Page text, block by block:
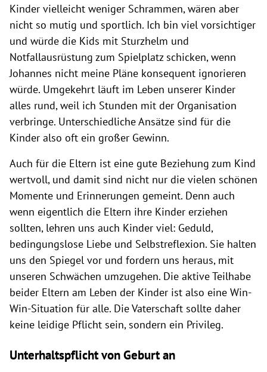
Kinder vielleicht weniger Schrammen, wären aber
nicht so mutig und sportlich. Ich bin viel vorsichtiger
und würde die Kids mit Sturzhelm und
Notfallausrüstung zum Spielplatz schicken, wenn
Johannes nicht meine Pläne konsequent ignorieren
würde. Umgekehrt läuft im Leben unserer Kinder
alles rund, weil ich Stunden mit der Organisation
verbringe. Unterschiedliche Ansätze sind für die
Kinder also oft ein großer Gewinn.
Auch für die Eltern ist eine gute Beziehung zum Kind
wertvoll, und damit sind nicht nur die vielen schönen
Momente und Erinnerungen gemeint. Denn auch
wenn eigentlich die Eltern ihre Kinder erziehen
sollten, lehren uns auch Kinder viel: Geduld,
bedingungslose Liebe und Selbstreflexion. Sie halten
uns den Spiegel vor und fordern uns heraus, mit
unseren Schwächen umzugehen. Die aktive Teilhabe
beider Eltern am Leben der Kinder ist also eine Win-
Win-Situation für alle. Die Vaterschaft sollte daher
keine leidige Pflicht sein, sondern ein Privileg.
Unterhaltspflicht von Geburt an